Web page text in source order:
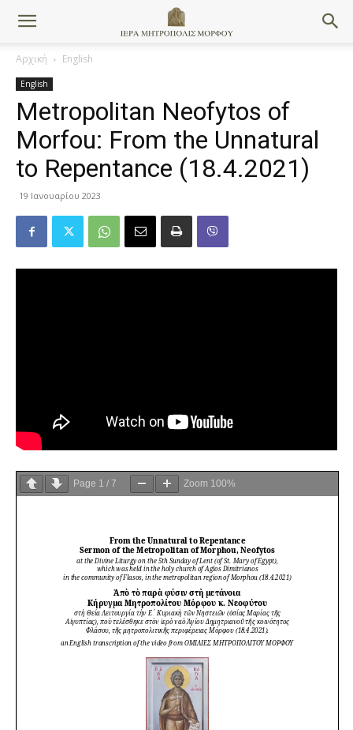
Αρχική English
English
Metropolitan Neofytos of
Morfou: From the Unnatural
to Repentance (18.4.2021)
19 Ιανουαρίου 2023
Page 1 / 7 Zoom 100%